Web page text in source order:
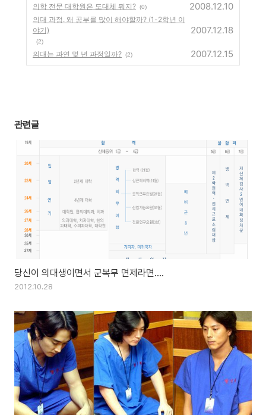
의학 전문 대학원은 도대체 뭐지? (0) 2008.12.10
의대 과정. 왜 공부를 많이 해야할까? (1-2학년 이
야기)
(2)
2007.12.18
의대는 과연 몇 년 과정일까? (2) 2007.12.15
관련글
당신이 의대생이면서 군복무 면제라면....
2012.10.28